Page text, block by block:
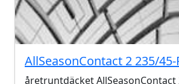
AllSeasonContact 2 235/45-
åretruntdäcket AllSeasonContact